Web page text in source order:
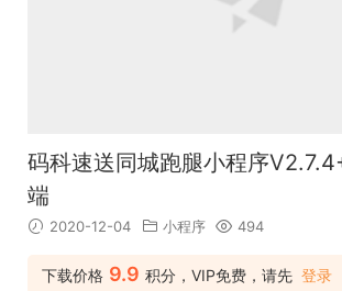
码科速送同城跑腿小程序
端
2020-12-04 小程序 494
下载价格 9.9 积分，VIP免费，请先 登录